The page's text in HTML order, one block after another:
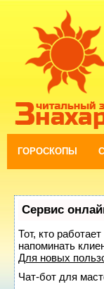
ГОРОСКОПЫ
Сервис
Тот, кто
напоминать
Для новых
Чат-бот для